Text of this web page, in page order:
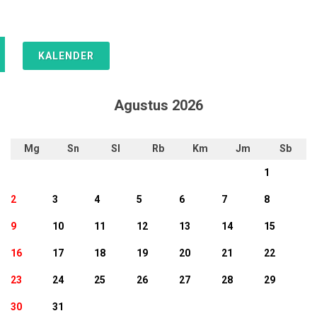
KALENDER
Agustus 2026
Mg Sn Sl Rb Km Jm Sb
1
2 3 4 5 6 7 8
9 10 11 12 13 14 15
16 17 18 19 20 21 22
23 24 25 26 27 28 29
30 31